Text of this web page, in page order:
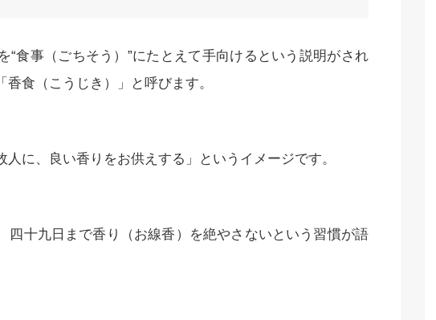
“食事（ごちそう）”にたとえて手向けるという説明がされ
食（こうじき）」と呼びます。
に、良い香りをお供えする」というイメージです。
四十九日まで香り（お線香）を絶やさないという習慣が語